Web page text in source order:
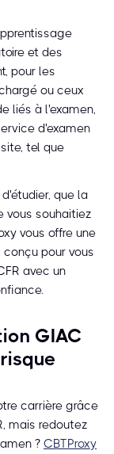
et des
pour les
ou ceux
liés à l'examen,
d'examen
tel que
que la
vous souhaitiez
vous offre une
pour vous
avec un
GIAC
carrière grâce
mais redoutez
? CBTProxy